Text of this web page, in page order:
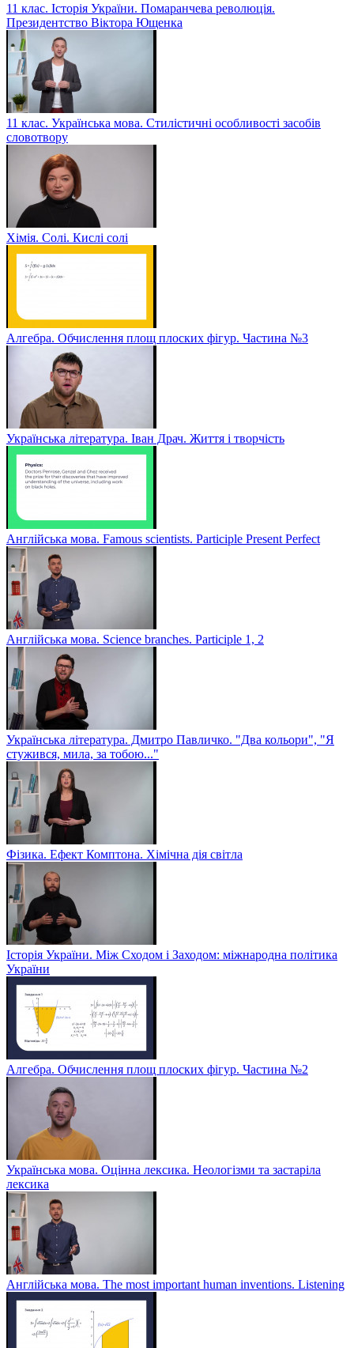
11 клас. Історія України. Помаранчева революція.
Президентство Віктора Ющенка
11 клас. Українська мова. Стилістичні особливості засобів
словотвору
Хімія. Солі. Кислі солі
Алгебра. Обчислення площ плоских фігур. Частина №3
Українська література. Іван Драч. Життя і творчість
Англійська мова. Famous scientists. Participle Present Perfect
Англійська мова. Sсience branches. Participle 1, 2
Українська література. Дмитро Павличко. "Два кольори", "Я
стужився, мила, за тобою..."
Фізика. Ефект Комптона. Хімічна дія світла
Історія України. Між Сходом і Заходом: міжнародна політика
України
Алгебра. Обчислення площ плоских фігур. Частина №2
Українська мова. Оцінна лексика. Неологізми та застаріла
лексика
Англійська мова. The most important human inventions. Listening